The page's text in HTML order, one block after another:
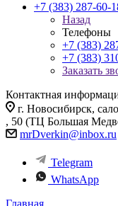
+7 (383) 287-60-
Назад
Телефоны
+7 (383)
+7 (383)
Заказать
Контактная
г. Новосибирск,
, 50 (ТЦ Большая
mrDverkin@inbox.ru
Telegram
WhatsApp
Главная